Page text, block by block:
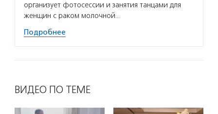
организует фотосессии и занятия танцами для
женщин с раком молочной…
Подробнее
ВИДЕО ПО ТЕМЕ